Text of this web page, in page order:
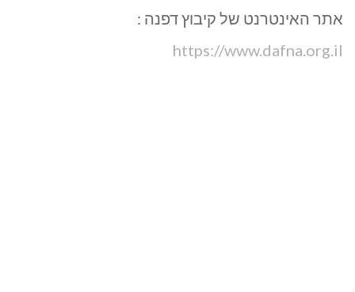
אתר האינטרנט של קיבוץ דפנה :
https://www.dafna.org.il